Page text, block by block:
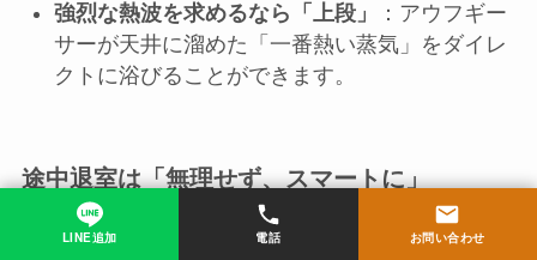
強烈な熱波を求めるなら「上段」
：アウフギー
サーが天井に溜めた「一番熱い蒸気」をダイレ
クトに浴びることができます。
途中退室は「無理せず、スマートに」
LINE追加 電話 お問い合わせ